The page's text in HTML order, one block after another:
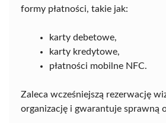
formy płatności, takie jak:
karty debetowe,
karty kredytowe,
płatności mobilne NFC.
Zaleca wcześniejszą rezerwację
organizację i gwarantuje sprawną